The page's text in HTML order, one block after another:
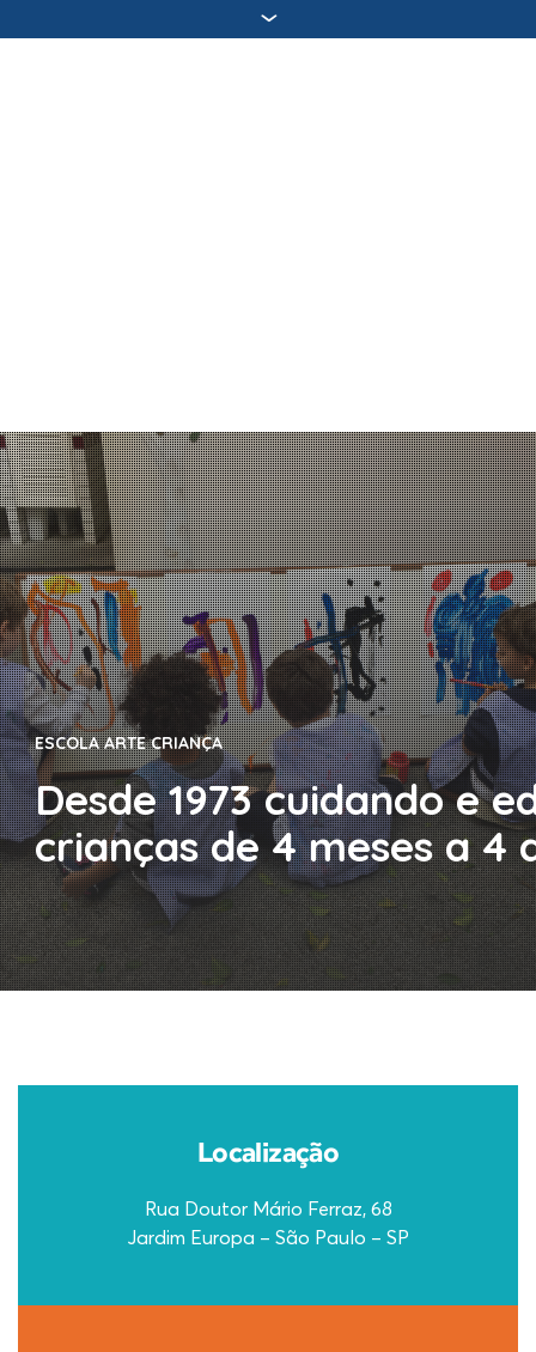
ESCOLA ARTE CRIANÇA
Desde 1973 cuidando e
crianças de 4 meses a 4
Localização
Rua Doutor Mário Ferraz, 68
Jardim Europa – São Paulo – SP